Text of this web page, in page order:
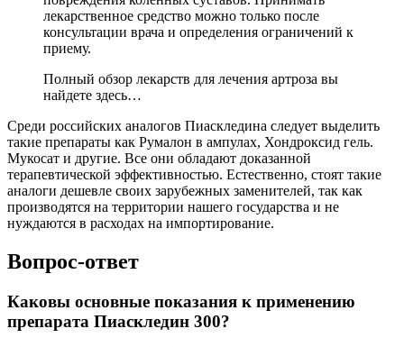
лекарственное средство можно только после
консультации врача и определения ограничений к
приему.
Полный обзор лекарств для лечения артроза вы
найдете здесь…
Среди российских аналогов Пиаскледина следует выделить
такие препараты как Румалон в ампулах, Хондроксид гель.
Мукосат и другие. Все они обладают доказанной
терапевтической эффективностью. Естественно, стоят такие
аналоги дешевле своих зарубежных заменителей, так как
производятся на территории нашего государства и не
нуждаются в расходах на импортирование.
Вопрос-ответ
Каковы основные показания к применению
препарата Пиаскледин 300?